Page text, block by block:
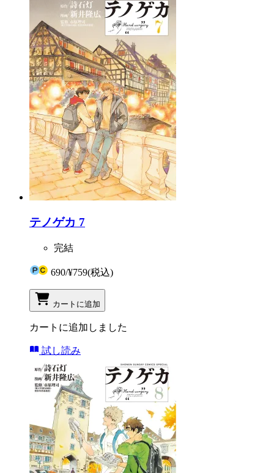
テノゲカ 7
完結
690/¥759(税込)
カートに追加
カートに追加しました
試し読み